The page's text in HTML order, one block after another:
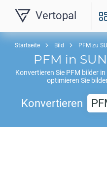
Vertopal
Startseite Bild PFM zu
PFM in SUN
Konvertieren Sie PFM bilder
optimieren Sie
Konvertieren